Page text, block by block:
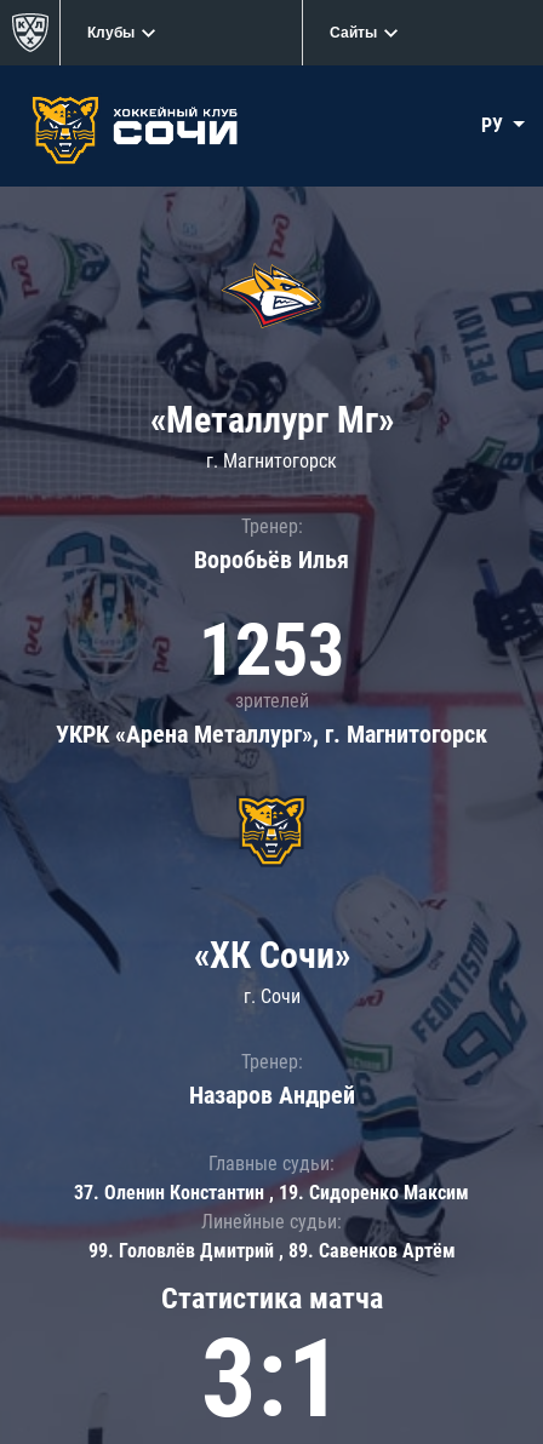
Клубы Сайты
РУ
«Металлург Мг»
г. Магнитогорск
Тренер:
Воробьёв Илья
1253
зрителей
УКРК «Арена Металлург», г. Магнитогорск
Статистика матча
3:1
«ХК Сочи»
г. Сочи
Тренер:
Назаров Андрей
Главные судьи:
37. Оленин Константин , 19. Сидоренко Максим
Линейные судьи:
99. Головлёв Дмитрий , 89. Савенков Артём